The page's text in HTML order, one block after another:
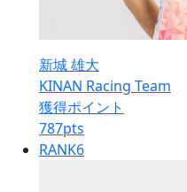
新城 雄大
KINAN Racing Team
獲得ポイント
787pts
RANK6